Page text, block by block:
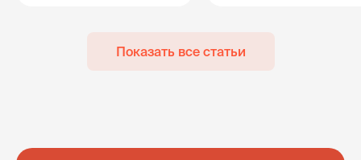
Показать все статьи